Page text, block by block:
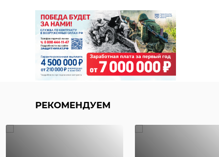
РЕКОМЕНДУЕМ